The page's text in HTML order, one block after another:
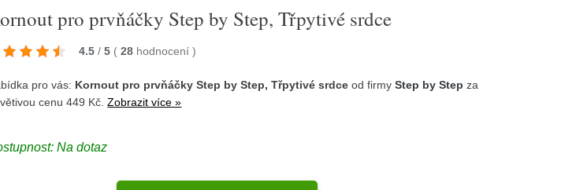
pro prvňáčky Step by Step, Třpytivé srdce
4.5 / 5 ( 28 hodnocení)
pro vás: Kornout pro prvňáčky Step by Step, Třpytivé srdce od firmyStep by Step za
cenu 449 Kč.Zobrazit více »
Na dotaz